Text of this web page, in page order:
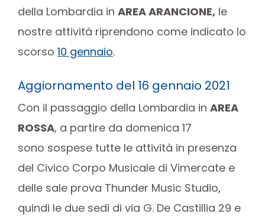
della Lombardia in AREA ARANCIONE, le
nostre attività riprendono come indicato lo
scorso 10 gennaio.
Aggiornamento del 16 gennaio 2021
Con il passaggio della Lombardia in AREA
ROSSA, a partire da domenica 17
sono sospese tutte le attività in presenza
del Civico Corpo Musicale di Vimercate e
delle sale prova Thunder Music Studio,
quindi le due sedi di via G. De Castillia 29 e